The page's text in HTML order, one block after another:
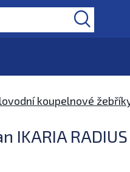
koupelnové